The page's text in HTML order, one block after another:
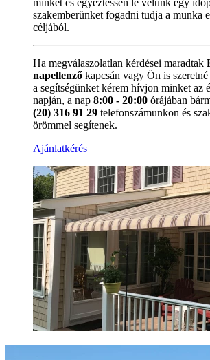
szakemberünket fogadni tudja a munka
céljából.
Ha megválaszolatlan kérdései maradtak
napellenző kapcsán vagy Ön is
a segítségünket kérem hívjon minket az
napján, a nap 8:00 - 20:00 órájában
(20) 316 91 29 telefonszámunkon és
örömmel segítenek.
Ajánlatkérés